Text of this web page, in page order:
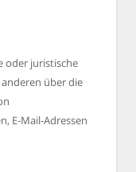
oder juristische
über die
E-Mail-Adressen